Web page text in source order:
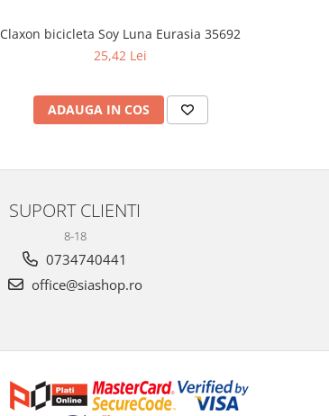
Claxon bicicleta Soy Luna Eurasia 35692
25,42 Lei
ADAUGA IN COS
SUPORT CLIENTI
8-18
0734740441
office@siashop.ro